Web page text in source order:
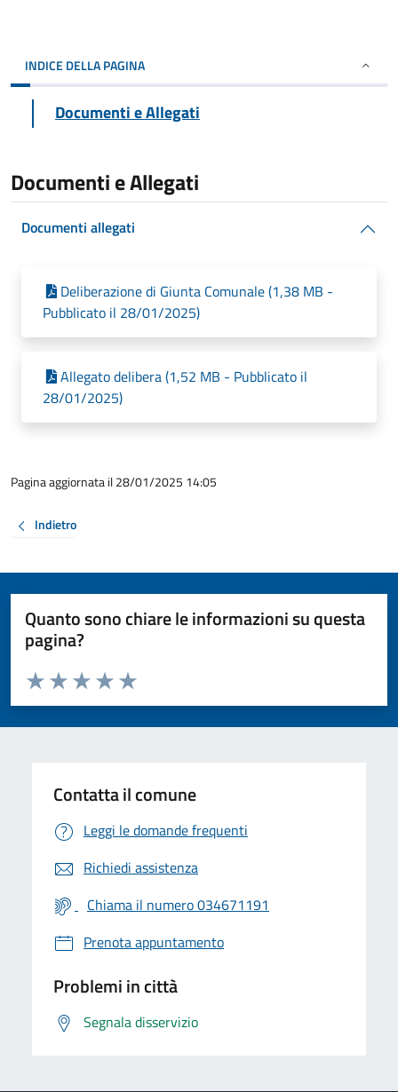
INDICE DELLA PAGINA
Documenti e Allegati
Documenti e Allegati
Documenti allegati
Deliberazione di Giunta Comunale (1,38 MB -
Pubblicato il 28/01/2025)
Allegato delibera (1,52 MB - Pubblicato il
28/01/2025)
Pagina aggiornata il 28/01/2025 14:05
Indietro
Quanto sono chiare le informazioni su questa
pagina?
Valuta da 1 a 5 stelle la pagina
Valuta 5 stelle su 5
Valuta 4 stelle su 5
Valuta 3 stelle su 5
Valuta 2 stelle su 5
Valuta 1 stelle su 5
Contatta il comune
Leggi le domande frequenti
Richiedi assistenza
Chiama il numero 034671191
Prenota appuntamento
Problemi in città
Segnala disservizio